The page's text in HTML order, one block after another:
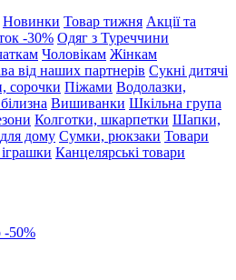
Новинки Товар тижня Акції та
-30% Одяг з Туреччини
Чоловікам Жінкам
від наших партнерів Сукні дитячі
сорочки Піжами Водолазки,
Вишиванки Шкільна група
Колготки, шкарпетки Шапки,
дому Сумки, рюкзаки Товари
Канцелярські товари
-50%